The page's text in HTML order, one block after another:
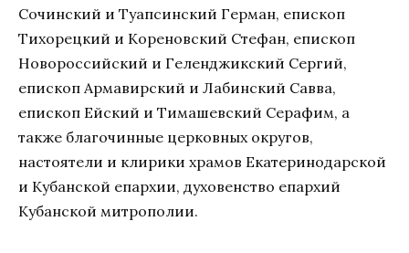
Сочинский и Туапсинский Герман, епископ
Тихорецкий и Кореновский Стефан, епископ
Новороссийский и Геленджикский Сергий,
епископ Армавирский и Лабинский Савва,
епископ Ейский и Тимашевский Серафим, а
также благочинные церковных округов,
настоятели и клирики храмов Екатеринодарской
и Кубанской епархии, духовенство епархий
Кубанской митрополии.